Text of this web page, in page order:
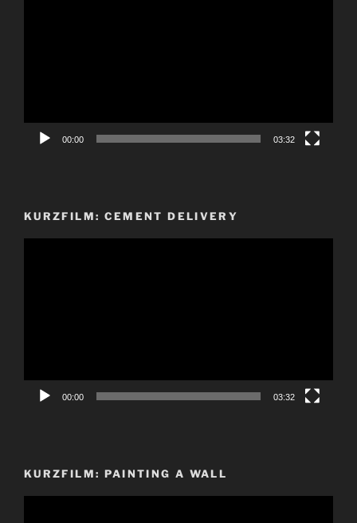
00:00 03:32
KURZFILM: CEMENT DELIVERY
00:00 03:32
KURZFILM: PAINTING A WALL